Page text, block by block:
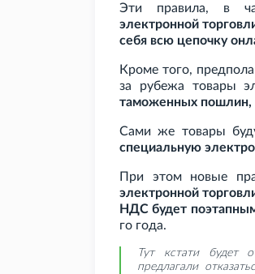
Эти правила, в
электронной
себя всю цепочку
Кроме того,
за рубежа товары
таможенных пошлин,
Сами же товары
специальную
При этом новые
электронной
НДС будет
го года.
Тут кстати будет
предлагали